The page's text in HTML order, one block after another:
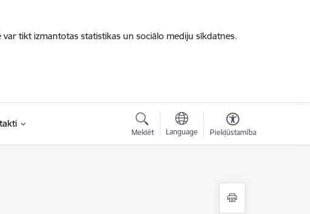
tikt izmantotas statistikas un sociālo mediju sīkdatnes.
Meklēt Language Piekļūstamība